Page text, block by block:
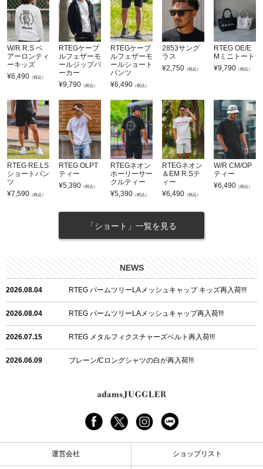
W/R R.S ベ
アーロンティ
ーキッズ
¥6,490 （税込）
RTEGケーブ
ルフェザーモ
ールジップパ
ーカー
¥9,790 （税込）
RTEGケーブ
ルフェザーモ
ールショート
パンツ
¥6,490 （税込）
2853サング
ラス
¥2,750 （税込）
RTEG OE/E
Mミニトート
¥9,790 （税込）
RTEG RE.LS
ショートパン
ツ
¥7,590 （税込）
RTEG OLPT
ティー
¥5,390 （税込）
RTEGネオン
ホーリーサー
クルティー
¥5,390 （税込）
RTEGネオン
＆EM R.Sテ
ィー
¥6,490 （税込）
W/R CM/OP
ティー
¥6,490 （税込）
「ショート」一覧を見る
NEWS
2026.08.04 RTEG パームツリーLAメッシュキャップ キッズ再入荷!!!
2026.08.04 RTEG パームツリーLAメッシュキャップ再入荷!!!
2026.07.15 RTEG メタルフィクスチャーズベルト再入荷!!!
2026.06.09 プレーン/Cロングシャツの白が再入荷!!!
24/フリンジデニムロングパンツ再入荷!!!
G/グレーペイントデニムロングパンツ再入荷!!!
運営会社 ショップリスト